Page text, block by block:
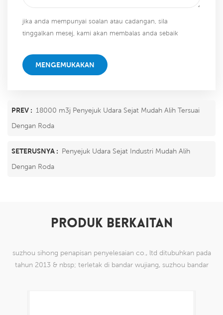
jika anda mempunyai soalan atau cadangan, sila
tinggalkan mesej, kami akan membalas anda sebaik
MENGEMUKAKAN
PREV : 18000 m3j Penyejuk Udara Sejat Mudah Alih Tersuai
Dengan Roda
SETERUSNYA : Penyejuk Udara Sejat Industri Mudah Alih
Dengan Roda
PRODUK BERKAITAN
suzhou sihong penapisan penyelesaian co., ltd ditubuhkan pada
tahun 2013 & nbsp; terletak di bandar wujiang, suzhou bandar